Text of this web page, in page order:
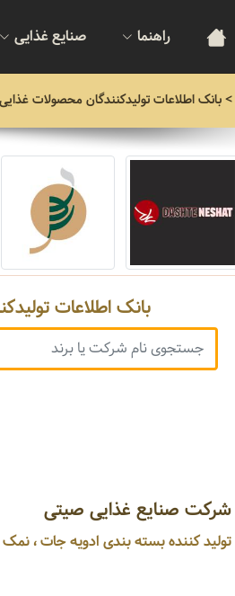
راهنما صنایع غذایی
>بانک اطلاعات تولیدکنندگان محصولات غذایی
بانک اطلاعات
شرکت صنایع غذایی صیتی
تولید کننده بسته بندی ادویه جات ، نمک